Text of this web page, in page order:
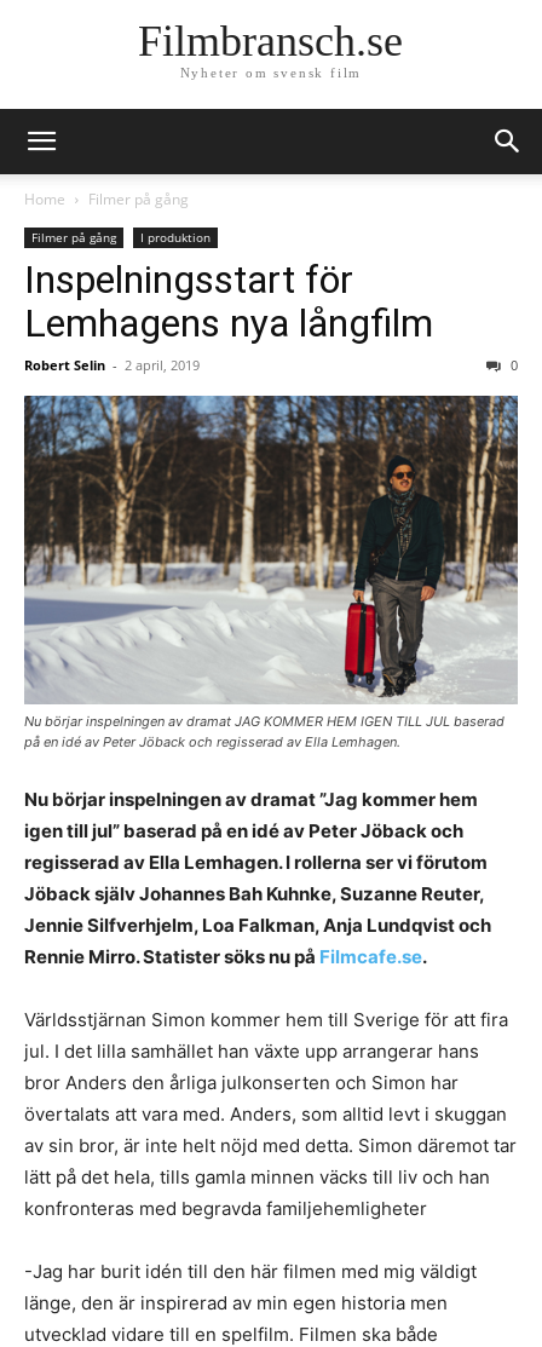
Filmbransch.se
Nyheter om svensk film
Home Filmer på gång
Filmer på gång I produktion
Inspelningsstart för
Lemhagens nya långfilm
Robert Selin - 2 april, 2019 0
Nu börjar inspelningen av dramat JAG KOMMER HEM IGEN TILL JUL baserad
på en idé av Peter Jöback och regisserad av Ella Lemhagen.
Nu börjar inspelningen av dramat ”Jag kommer hem
igen till jul” baserad på en idé av Peter Jöback och
regisserad av Ella Lemhagen. I rollerna ser vi förutom
Jöback själv Johannes Bah Kuhnke, Suzanne Reuter,
Jennie Silfverhjelm, Loa Falkman, Anja Lundqvist och
Rennie Mirro. Statister söks nu på Filmcafe.se.
Världsstjärnan Simon kommer hem till Sverige för att fira
jul. I det lilla samhället han växte upp arrangerar hans
bror Anders den årliga julkonserten och Simon har
övertalats att vara med. Anders, som alltid levt i skuggan
av sin bror, är inte helt nöjd med detta. Simon däremot tar
lätt på det hela, tills gamla minnen väcks till liv och han
konfronteras med begravda familjehemligheter
-Jag har burit idén till den här filmen med mig väldigt
länge, den är inspirerad av min egen historia men
utvecklad vidare till en spelfilm. Filmen ska både